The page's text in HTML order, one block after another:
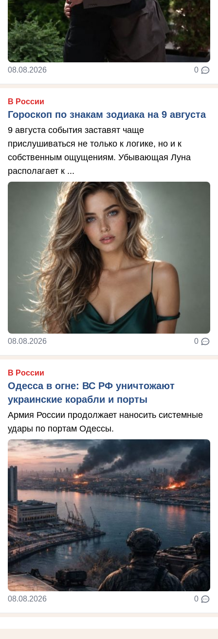
08.08.2026 0
В России
Гороскоп по знакам зодиака на 9 августа
9 августа события заставят чаще
прислушиваться не только к логике, но и к
собственным ощущениям. Убывающая Луна
располагает к ...
08.08.2026 0
В России
Одесса в огне: ВС РФ уничтожают
украинские корабли и порты
Армия России продолжает наносить системные
удары по портам Одессы.
08.08.2026 0